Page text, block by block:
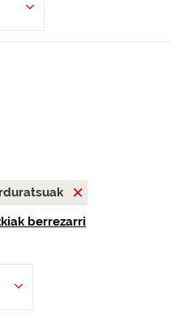
berrezarri